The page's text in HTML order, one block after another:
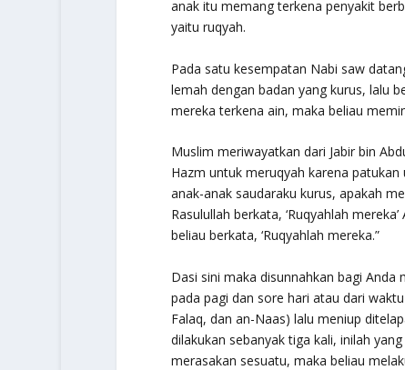
anak itu memang terkena penyakit
yaitu ruqyah.
Pada satu kesempatan Nabi saw
lemah dengan badan yang kurus, lalu
mereka terkena ain, maka beliau
Muslim meriwayatkan dari Jabir bin
Hazm untuk meruqyah karena patukan
anak-anak saudaraku kurus, apakah
Rasulullah berkata, ‘Ruqyahlah mereka
beliau berkata, ‘Ruqyahlah mereka.”
Dasi sini maka disunnahkan bagi
pada pagi dan sore hari atau dari
Falaq, dan an-Naas) lalu meniup
dilakukan sebanyak tiga kali, inilah
merasakan sesuatu, maka beliau